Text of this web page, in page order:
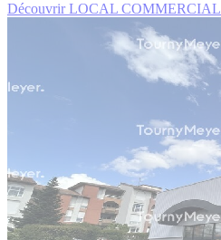
Découvrir LOCAL COMMERCIAL